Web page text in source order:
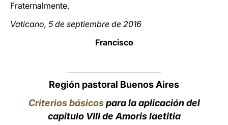
Fraternalmente,
Vaticano, 5 de septiembre de 2016
Francisco
Región pastoral Buenos Aires
Criterios básicospara la aplicación del
capitulo VIII de Amoris laetitia